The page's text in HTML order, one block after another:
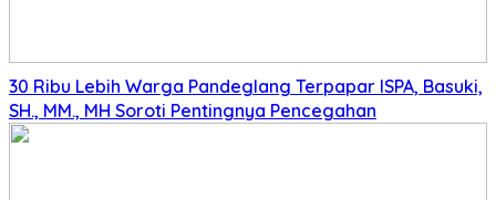
30 Ribu Lebih Warga Pandeglang Terpapar ISPA, Basuki,
SH., MM., MH Soroti Pentingnya Pencegahan